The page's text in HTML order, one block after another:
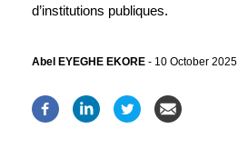
d’institutions publiques.
Abel EYEGHE EKORE - 10 October 2025